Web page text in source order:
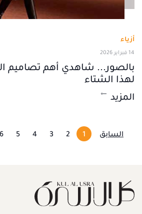
أزياء
14 فبراير 2026
بالصور... شاهدي أهم تصاميم
لهذا الشتاء
المزيد
السابق 1
2
3
4
5
6